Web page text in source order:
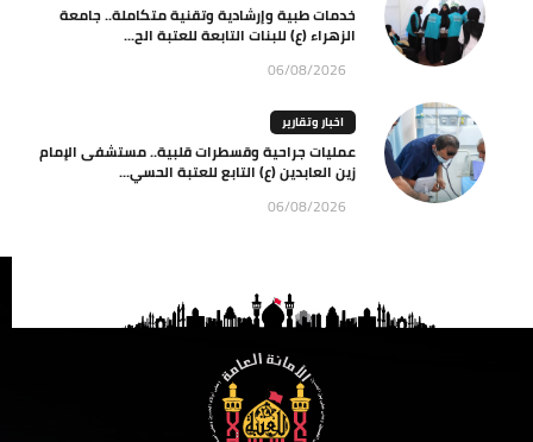
خدمات طبية وإرشادية وتقنية متكاملة.. جامعة
الزهراء (ع) للبنات التابعة للعتبة الح...
06/08/2026
اخبار وتقارير
عمليات جراحية وقسطرات قلبية.. مستشفى الإمام
زين العابدين (ع) التابع للعتبة الحسي...
06/08/2026